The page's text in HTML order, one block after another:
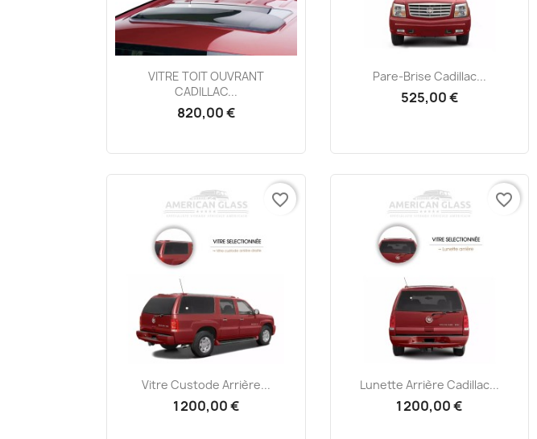
Aperçu rapide
VITRE TOIT OUVRANT
CADILLAC...
820,00 €
Aperçu rapide
Pare-Brise Cadillac...
525,00 €
Aperçu rapide
Vitre Custode Arrière...
1 200,00 €
favorite_border
Aperçu rapide
Lunette Arrière Cadillac...
1 200,00 €
favorite_border